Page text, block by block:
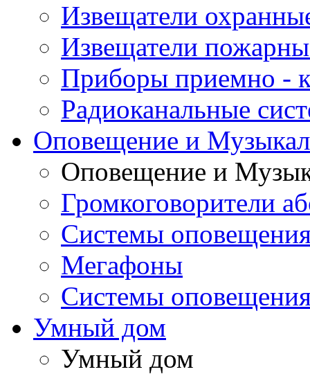
Извещатели
Извещатели
Приборы приемно -
Радиоканальные
Оповещение и
Оповещение и
Громкоговорители
Системы
Мегафоны
Системы
Умный дом
Умный дом